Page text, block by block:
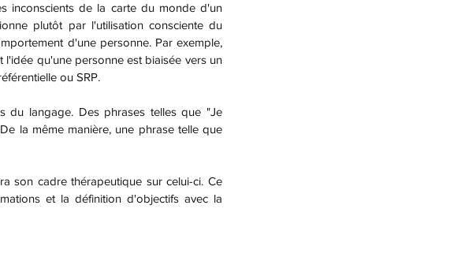
plutôt par l'utilisation consciente du
d'une personne. Par exemple,
qu'une personne est biaisée vers un
ou SRP.
la même manière, une phrase telle que
et la définition d'objectifs avec la